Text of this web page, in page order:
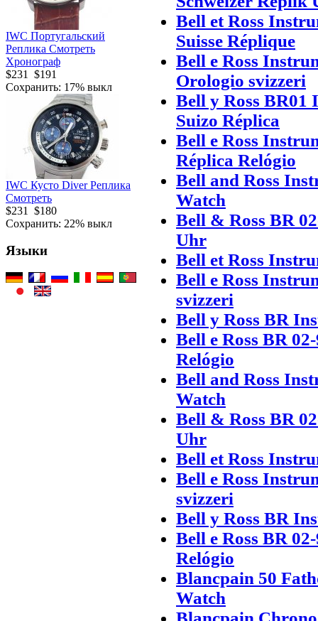
IWC Португальский
Реплика Смотреть
Хронограф
$231
$191
Сохранить: 17% выкл
IWC Кусто Diver Реплика
Смотреть
$231
$180
Сохранить: 22% выкл
Языки
Bell et Ross
Suisse Réplique
Bell e Ross
Orologio svizzeri
Bell y Ross BR01
Suizo Réplica
Bell e Ross
Réplica Relógio
Bell and Ross
Watch
Bell & Ross BR
Uhr
Bell et Ross
Bell e Ross
svizzeri
Bell y Ross BR
Bell e Ross BR
Relógio
Bell and Ross
Watch
Bell & Ross BR
Uhr
Bell et Ross
Bell e Ross
svizzeri
Bell y Ross BR
Bell e Ross BR
Relógio
Blancpain 50
Watch